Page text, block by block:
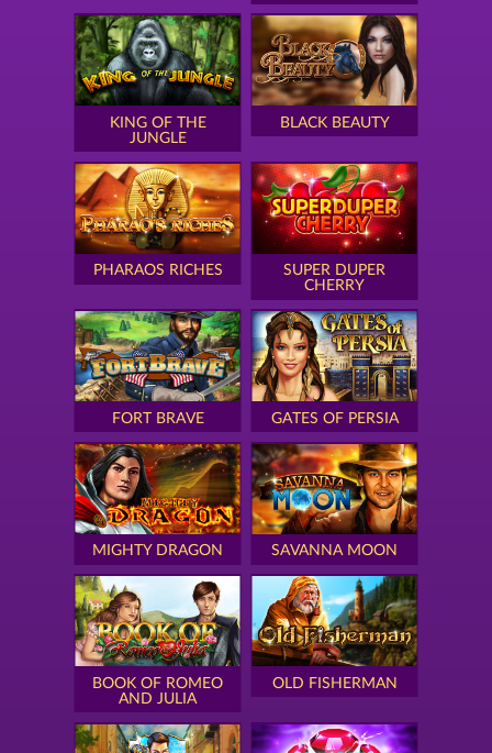
KING OF THE
JUNGLE
BLACK BEAUTY
PHARAOS RICHES
SUPER DUPER
CHERRY
FORT BRAVE GATES OF PERSIA
MIGHTY DRAGON SAVANNA MOON
BOOK OF ROMEO
AND JULIA
OLD FISHERMAN